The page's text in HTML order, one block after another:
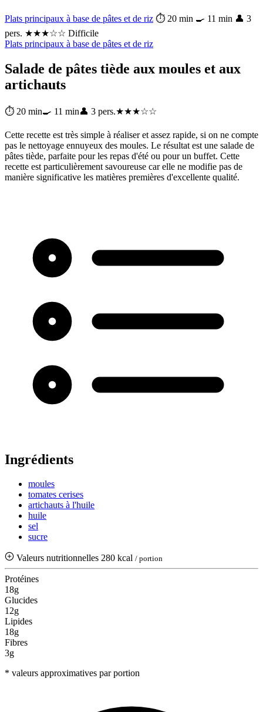
Plats principaux à base de pâtes et de riz ⏱ 20 min 🍳 11 min 👤 3
pers. ★★★☆☆ Difficile
Plats principaux à base de pâtes et de riz
Salade de pâtes tiède aux moules et aux
artichauts
⏱ 20 min🍳 11 min👤 3 pers.★★★☆☆
Cette recette est très simple à réaliser et assez rapide, si on ne compte
pas le nettoyage ennuyeux des moules. Le résultat est une salade de
pâtes tiède, parfaite pour les repas d'été ou pour un buffet. Cette
recette est particulièrement savoureuse car elle ne modifie pas de
manière significative les matières premières d'excellente qualité.
Ingrédients
moules
tomates cerises
artichauts à l'huile
huile
sel
sucre
Valeurs nutritionnelles 280 kcal / portion
Protéines
18g
Glucides
12g
Lipides
18g
Fibres
3g
* valeurs approximatives par portion